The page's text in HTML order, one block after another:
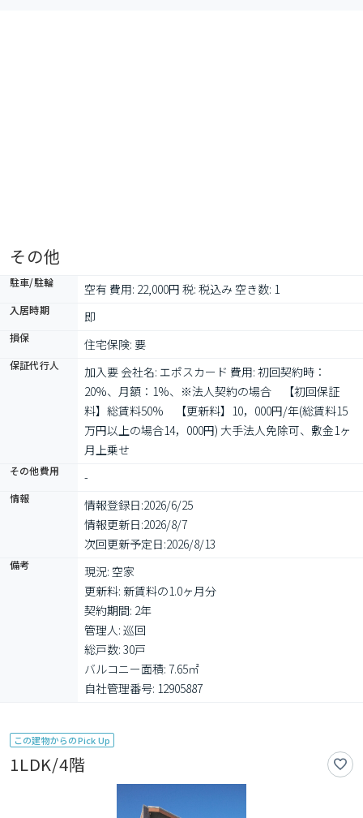
その他
駐車/駐輪 空有 費用: 22,000円 税: 税込み 空き数: 1
入居時期 即
損保 住宅保険: 要
保証代行人
加入要 会社名: エポスカード 費用: 初回契約時：
20%、月額：1%、※法人契約の場合　【初回保証
料】総賃料50%　【更新料】10，000円/年(総賃料15
万円以上の場合14，000円) 大手法人免除可、敷金1ヶ
月上乗せ
その他費用 -
情報 情報登録日:2026/6/25
情報更新日:2026/8/7
次回更新予定日:2026/8/13
備考
現況: 空家
更新料: 新賃料の1.0ヶ月分
契約期間: 2年
管理人: 巡回
総戸数: 30戸
バルコニー面積: 7.65㎡
自社管理番号: 12905887
この建物からのPick Up
1LDK/4階